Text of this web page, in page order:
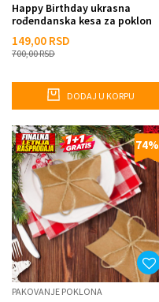
Happy Birthday ukrasna
rođendanska kesa za poklon
149,00 RSD
700,00RSD
DODAJ U KORPU
74%
PAKOVANJE POKLONA